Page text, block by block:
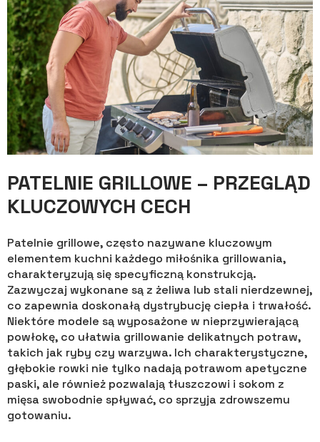
PATELNIE GRILLOWE – PRZEGLĄD
KLUCZOWYCH CECH
Patelnie grillowe, często nazywane kluczowym
elementem kuchni każdego miłośnika grillowania,
charakteryzują się specyficzną konstrukcją.
Zazwyczaj wykonane są z żeliwa lub stali nierdzewnej,
co zapewnia doskonałą dystrybucję ciepła i trwałość.
Niektóre modele są wyposażone w nieprzywierającą
powłokę, co ułatwia grillowanie delikatnych potraw,
takich jak ryby czy warzywa. Ich charakterystyczne,
głębokie rowki nie tylko nadają potrawom apetyczne
paski, ale również pozwalają tłuszczowi i sokom z
mięsa swobodnie spływać, co sprzyja zdrowszemu
gotowaniu.